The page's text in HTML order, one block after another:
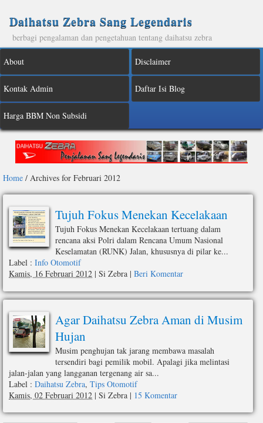
Daihatsu Zebra Sang Legendaris
berbagi pengalaman dan pengetahuan tentang daihatsu zebra
About Disclaimer
Kontak Admin Daftar Isi Blog
Harga BBM Non Subsidi
Home / Archives for Februari 2012
Tujuh Fokus Menekan Kecelakaan
Tujuh Fokus Menekan Kecelakaan tertuang dalam
rencana aksi Polri dalam Rencana Umum Nasional
Keselamatan (RUNK) Jalan, khususnya di pilar ke...
Label : Info Otomotif
Kamis, 16 Februari 2012 | Si Zebra | Beri Komentar
Agar Daihatsu Zebra Aman di Musim
Hujan
Musim penghujan tak jarang membawa masalah
tersendiri bagi pemilik mobil. Apalagi jika melintasi
jalan-jalan yang langganan tergenang air sa...
Label : Daihatsu Zebra, Tips Otomotif
Kamis, 02 Februari 2012 | Si Zebra | 15 Komentar